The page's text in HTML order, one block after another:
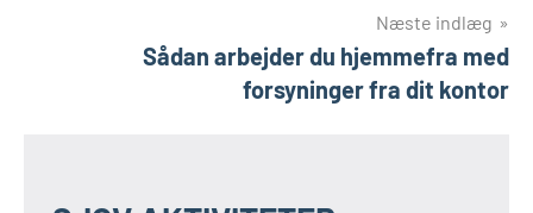
Næste indlæg
Sådan arbejder du hjemmefra med
forsyninger fra dit kontor